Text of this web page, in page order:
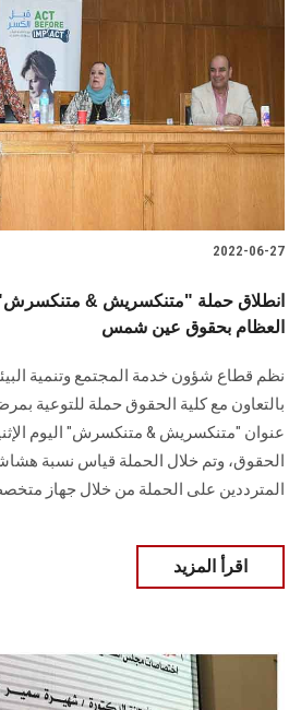
2022-06-27
انطلاق حملة "متنكسريش &
العظام بحقوق عين شمس
نظم قطاع شؤون خدمة المجتمع وتنمية
بالتعاون مع كلية الحقوق حملة للتوعية
الحقوق، وتم خلال الحملة قياس نسبة
المترددين على الحملة من خلال جهاز
اقرأ المزيد